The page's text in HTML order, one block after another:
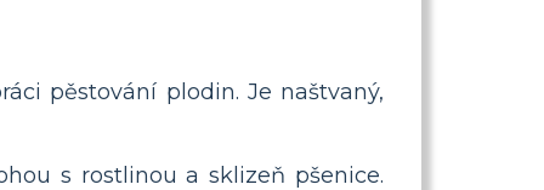
pěstování plodin. Je naštvaný,
s rostlinou a sklizeň pšenice.